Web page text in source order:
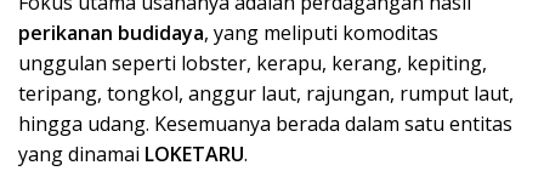
perikanan budidaya, yang meliputi komoditas
unggulan seperti lobster, kerapu, kerang, kepiting,
teripang, tongkol, anggur laut, rajungan, rumput laut,
hingga udang. Kesemuanya berada dalam satu entitas
yang dinamai LOKETARU.